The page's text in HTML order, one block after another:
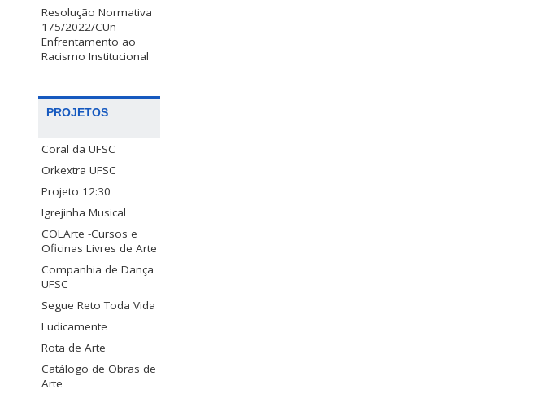
Resolução Normativa
175/2022/CUn –
Enfrentamento ao
Racismo Institucional
PROJETOS
Coral da UFSC
Orkextra UFSC
Projeto 12:30
Igrejinha Musical
COLArte -Cursos e
Oficinas Livres de Arte
Companhia de Dança
UFSC
Segue Reto Toda Vida
Ludicamente
Rota de Arte
Catálogo de Obras de
Arte